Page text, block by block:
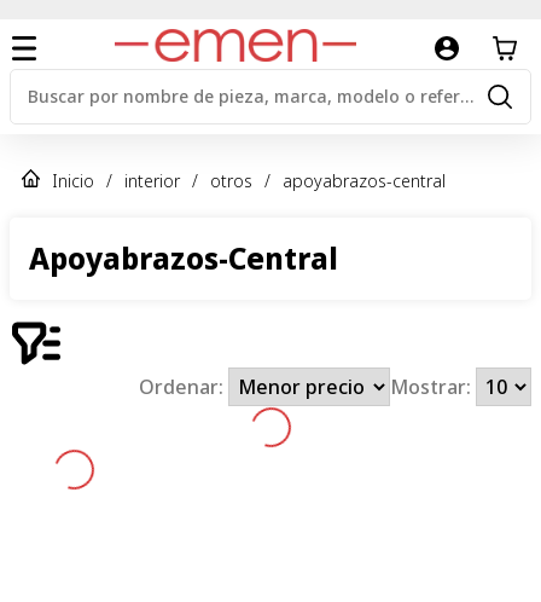
Inicio / interior / otros / apoyabrazos-central
Apoyabrazos-Central
Ordenar: Mostrar: